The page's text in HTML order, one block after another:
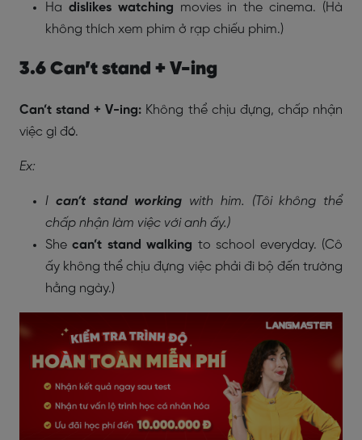
Ha dislikes watching movies in the cinema. (Hà
không thích xem phim ở rạp chiếu phim.)
3.6 Can’t stand + V-ing
Can’t stand + V-ing: Không thể chịu đựng, chấp nhận
việc gì đó.
Ex:
I can’t stand working with him. (Tôi không thể
chấp nhận làm việc với anh ấy.)
Shecan’t stand walking to school everyday. (Cô
ấy không thể chịu đựng việc phải đi bộ đến trường
hằng ngày.)